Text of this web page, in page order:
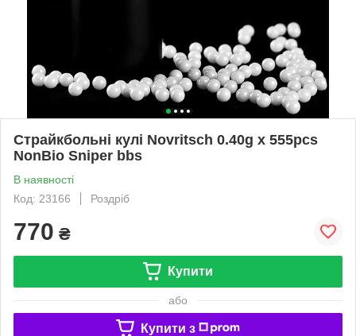
Страйкбольні кулі Novritsch 0.40g x 555pcs
NonBio Sniper bbs
В наявності
Код: 23166
Роздріб
770 ₴
Купити
або
Купити з